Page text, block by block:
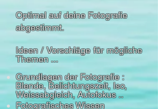
Optimal auf deine Fotografie
abgestimmt.
Ideen / Vorschläge für mögliche
Themen ...
Grundlagen der Fotografie :
Blende, Belichtungszeit, Iso,
Weissabgleich, Autofokus ..
Fotografisches Wissen